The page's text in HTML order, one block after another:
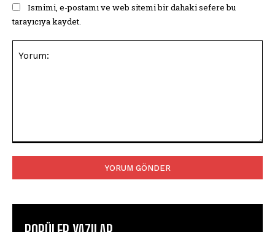
Ismimi, e-postamı ve web sitemi bir dahaki sefere bu
tarayıcıya kaydet.